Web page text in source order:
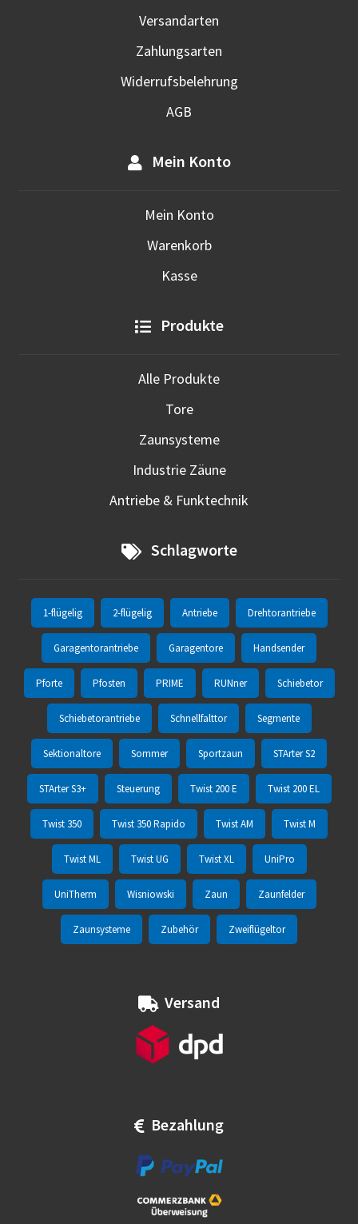
Versandarten
Zahlungsarten
Widerrufsbelehrung
AGB
Mein Konto
Mein Konto
Warenkorb
Kasse
Produkte
Alle Produkte
Tore
Zaunsysteme
Industrie Zäune
Antriebe & Funktechnik
Schlagworte
1-flügelig 2-flügelig Antriebe Drehtorantriebe
Garagentorantriebe Garagentore Handsender
Pforte Pfosten PRIME RUNner Schiebetor
Schiebetorantriebe Schnellfalttor Segmente
Sektionaltore Sommer Sportzaun STArter S2
STArter S3+ Steuerung Twist 200 E Twist 200 EL
Twist 350 Twist 350 Rapido Twist AM Twist M
Twist ML Twist UG Twist XL UniPro
UniTherm Wisniowski Zaun Zaunfelder
Zaunsysteme Zubehör Zweiflügeltor
Versand
Bezahlung